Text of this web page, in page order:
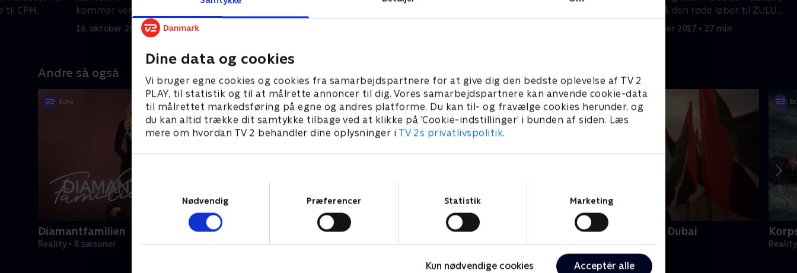
Dine data og cookies
Vi bruger egne cookies og cookies fra samarbejdspartnere for at give dig den bedste oplevelse af TV 2
PLAY, til statistik og til at målrette annoncer til dig. Vores samarbejdspartnere kan anvende cookie-data
til målrettet markedsføring på egne og andres platforme. Du kan til- og fravælge cookies herunder, og
du kan altid trække dit samtykke tilbage ved at klikke på ’Cookie-indstillinger’ i bunden af siden. Læs
mere om hvordan TV 2 behandler dine oplysninger i TV 2s privatlivspolitik.
Nødvendig
Præferencer Statistik Marketing
Kun nødvendige cookies Acceptér alle
til CPH
kommer veninderne på banen med
trøstende skuldre
16. oktober 2017 • 28 min
presse på den røde løber til ZULU
Comedy Galla
6. november 2017 • 27 min
Andre så også
Diamantfamilien
Reality • 8 sæsoner
Kærester med landsholdet Diamantfamilien - fanget i Dubai
Reality • 1 sæsoner